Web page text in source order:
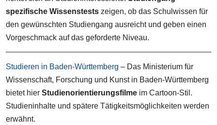
spezifische Wissenstests zeigen, ob das Schulwissen für
den gewünschten Studiengang ausreicht und geben einen
Vorgeschmack auf das geforderte Niveau.
Studieren in Baden-Württemberg – Das Ministerium für
Wissenschaft, Forschung und Kunst in Baden-Württemberg
bietet hier Studienorientierungsfilme im Cartoon-Stil.
Studieninhalte und spätere Tätigkeitsmöglichkeiten werden
erwähnt.